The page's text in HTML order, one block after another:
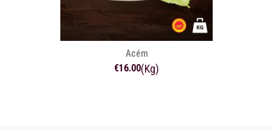
Acém
€16.00(Kg)